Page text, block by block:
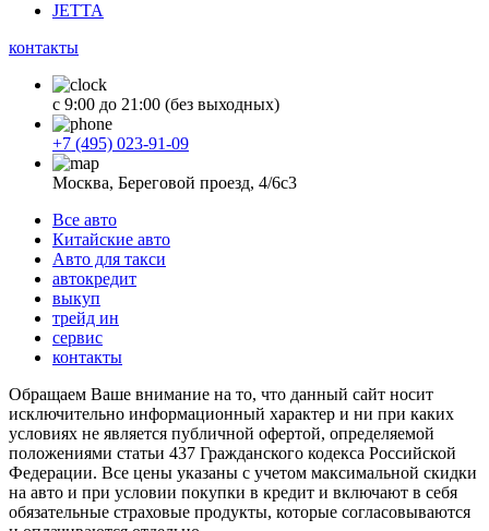
JETTA
контакты
с 9:00 до 21:00 (без выходных)
+7 (495) 023-91-09
Москва, Береговой проезд, 4/6с3
Все авто
Китайские авто
Авто для такси
автокредит
выкуп
трейд ин
сервис
контакты
Обращаем Ваше внимание на то, что данный сайт носит
исключительно информационный характер и ни при каких
условиях не является публичной офертой, определяемой
положениями статьи 437 Гражданского кодекса Российской
Федерации. Все цены указаны с учетом максимальной скидки
на авто и при условии покупки в кредит и включают в себя
обязательные страховые продукты, которые согласовываются